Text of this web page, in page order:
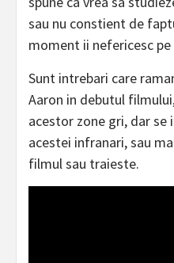
sau nu constient de
moment ii nefericesc
Sunt intrebari care
Aaron in debutul
acestor zone gri, dar se
acestei infranari, sau
filmul sau traieste.